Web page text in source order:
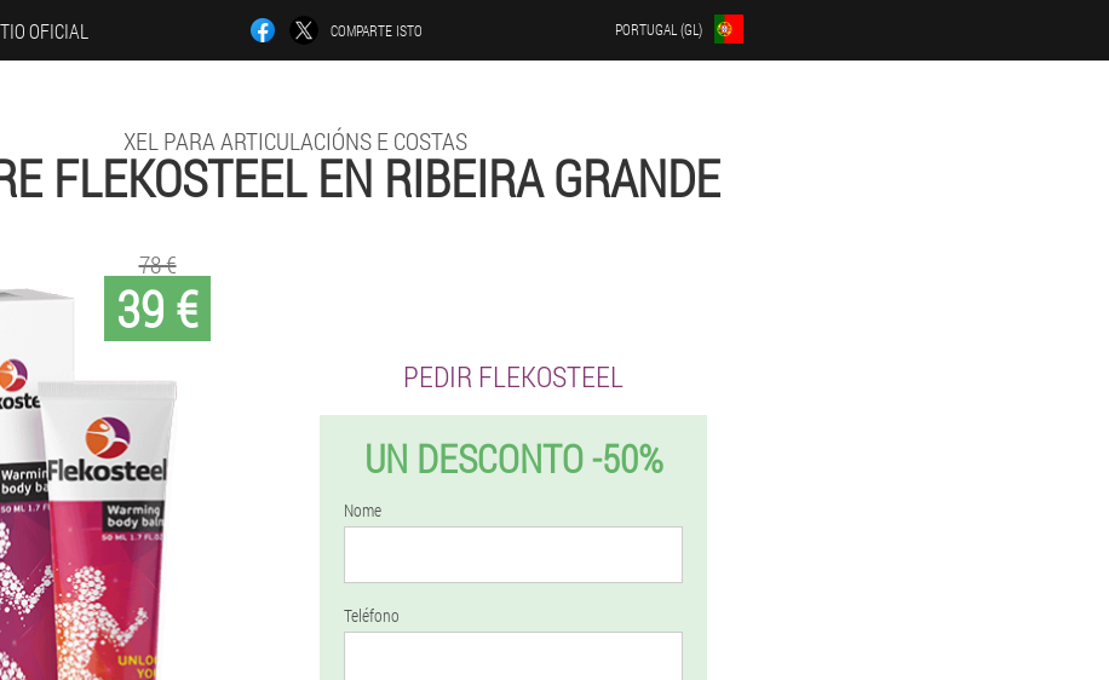
OFICIAL COMPARTE ISTO PORTUGAL (GL)
XEL PARA ARTICULACIÓNS E COSTAS
FLEKOSTEEL EN RIBEIRA GRANDE
39 €
78 €
PEDIR FLEKOSTEEL
UN DESCONTO -50%
Nome
Teléfono